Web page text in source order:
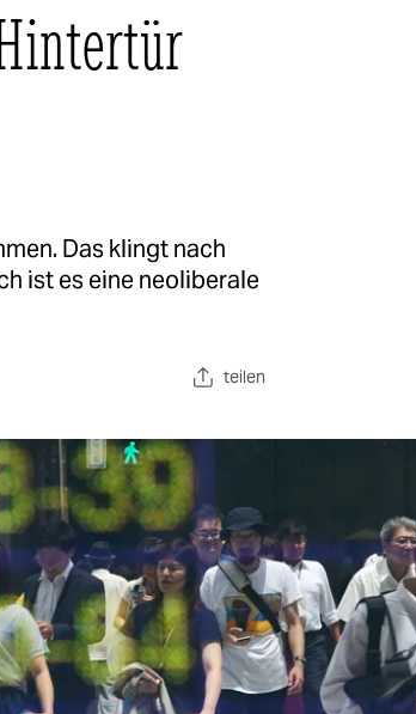
Das klingt nach
ist es eine neoliberale
teilen